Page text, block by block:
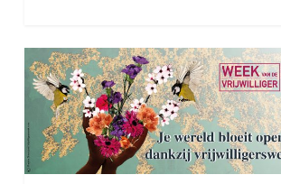
Week
van
vrijwilliger
0